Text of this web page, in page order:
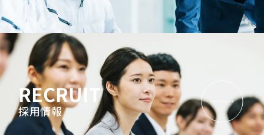
は何か？
キャリアクラフトシリーズ：ミドル社員向けキャリア研修
人生100年時代ゲーム『MIRAIZ』
管理職候補向け研修
AI時代の業務効率化研修（管理職向け）
リーダーシップ開発プログラムインバスケット型研修
プロジェクトマネジメントワークショップ
キャリアクラフトシリーズ：ミドル社員向けキャリア研修
RECRUIT
採用情報